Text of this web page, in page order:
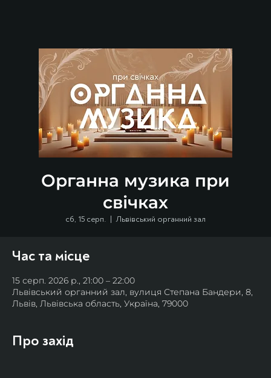
Органна музика при
свічках
сб, 15 серп.
  |
Львівський органний зал
Час та місце
15 серп. 2026 р., 21:00 – 22:00
Львівський органний зал, вулиця Степана Бандери, 8,
Львів, Львівська область, Україна, 79000
Про захід